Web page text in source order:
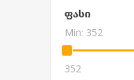
ᲤᲐᲡᲘ
Min: 352
352